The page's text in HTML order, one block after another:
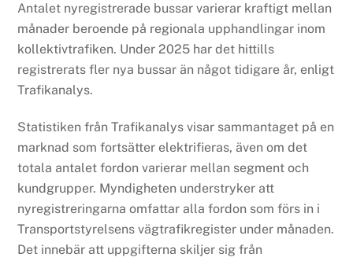
Antalet nyregistrerade bussar varierar kraftigt mellan
månader beroende på regionala upphandlingar inom
kollektivtrafiken. Under 2025 har det hittills
registrerats fler nya bussar än något tidigare år, enligt
Trafikanalys.
Statistiken från Trafikanalys visar sammantaget på en
marknad som fortsätter elektrifieras, även om det
totala antalet fordon varierar mellan segment och
kundgrupper. Myndigheten understryker att
nyregistreringarna omfattar alla fordon som förs in i
Transportstyrelsens vägtrafikregister under månaden.
Det innebär att uppgifterna skiljer sig från